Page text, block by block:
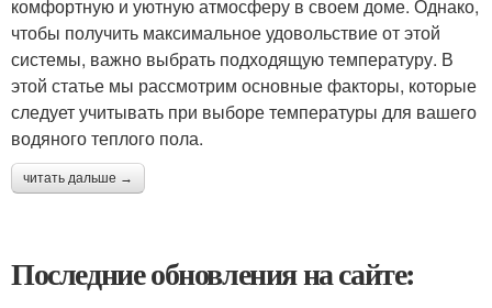
комфортную и уютную атмосферу в своем доме. Однако,
чтобы получить максимальное удовольствие от этой
системы, важно выбрать подходящую температуру. В
этой статье мы рассмотрим основные факторы, которые
следует учитывать при выборе температуры для вашего
водяного теплого пола.
читать дальше →
Последние обновления на сайте: